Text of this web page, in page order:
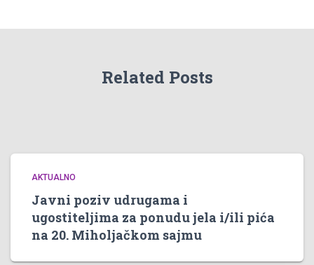
Related Posts
AKTUALNO
Javni poziv udrugama i
ugostiteljima za ponudu jela i/ili pića
na 20. Miholjačkom sajmu